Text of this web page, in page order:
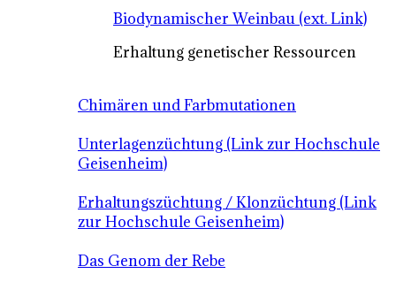
Biodynamischer Weinbau (ext. Link)
Erhaltung genetischer Ressourcen
Chimären und Farbmutationen
Unterlagenzüchtung (Link zur Hochschule
Geisenheim)
Erhaltungszüchtung / Klonzüchtung (Link
zur Hochschule Geisenheim)
Das Genom der Rebe